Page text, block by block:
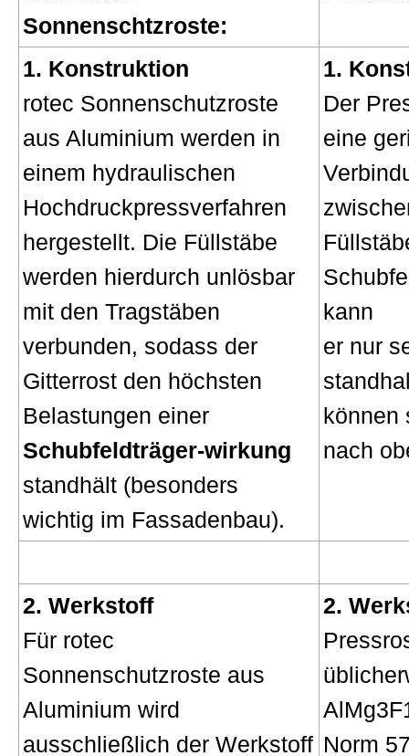
Sonnenschtzroste:
1. Konstruktion
rotec Sonnenschutzroste
aus Aluminium werden in
einem hydraulischen
Hochdruckpressverfahren
hergestellt. Die Füllstäbe
werden hierdurch unlösbar
mit den Tragstäben
verbunden, sodass der
Gitterrost den höchsten
Belastungen einer
Schubfeldträger-wirkung
standhält (besonders
wichtig im Fassadenbau).
1.
Der
eine
kann
er nur
können
nach
2. Werkstoff
Für rotec
Sonnenschutzroste aus
Aluminium wird
ausschließlich der Werkstoff
2.
Norm